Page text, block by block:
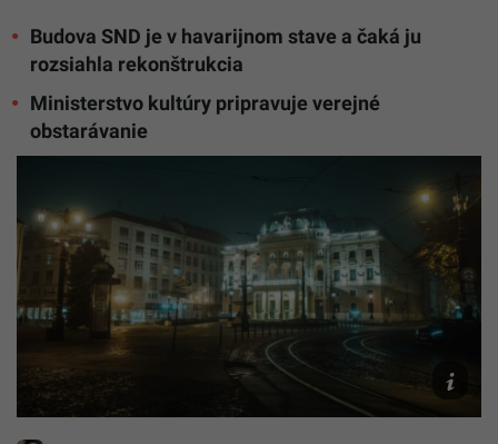
Budova SND je v havarijnom stave a čaká ju
rozsiahla rekonštrukcia
Ministerstvo kultúry pripravuje verejné
obstarávanie